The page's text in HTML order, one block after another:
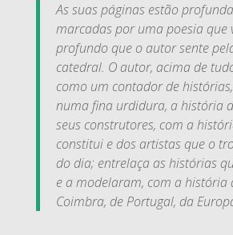
As suas páginas estão
marcadas por uma poesia que
profundo que o autor sente
catedral. O autor, acima de
como um contador de
numa fina urdidura, a história
seus construtores, com a
constitui e dos artistas que o
do dia; entrelaça as histórias
e a modelaram, com a história
Coimbra, de Portugal, da